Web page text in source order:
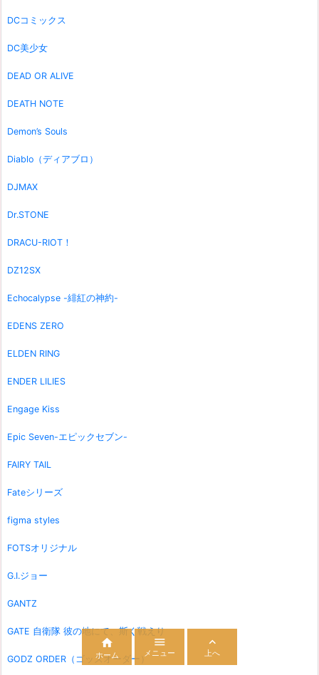
DCコミックス
DC美少女
DEAD OR ALIVE
DEATH NOTE
Demon’s Souls
Diablo（ディアブロ）
DJMAX
Dr.STONE
DRACU-RIOT！
DZ12SX
Echocalypse -緋紅の神約-
EDENS ZERO
ELDEN RING
ENDER LILIES
Engage Kiss
Epic Seven-エピックセブン-
FAIRY TAIL
Fateシリーズ
figma styles
FOTSオリジナル
G.I.ジョー
GANTZ
GATE 自衛隊 彼の地にて、斯く戦えり
GODZ ORDER（ゴッズオーダー）

ホーム

メニュー

上へ